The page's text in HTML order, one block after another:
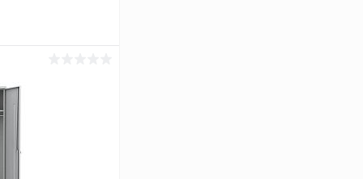
Под заказ